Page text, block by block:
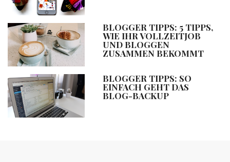
BLOGGER TIPPS: 5 TIPPS,
WIE IHR VOLLZEITJOB
UND BLOGGEN
ZUSAMMEN BEKOMMT
BLOGGER TIPPS: SO
EINFACH GEHT DAS
BLOG-BACKUP